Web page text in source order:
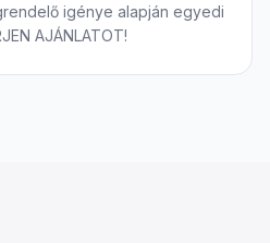
igénye alapján egyedi
AJÁNLATOT!